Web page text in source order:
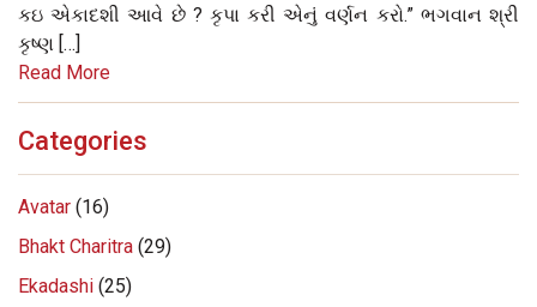
કઇ એકાદશી આવે છે ? કૃપા કરી એનું વર્ણન કરો.” ભગવાન શ્રી
કૃષ્‍ણ […]
Read More
Categories
Avatar (16)
Bhakt Charitra (29)
Ekadashi (25)